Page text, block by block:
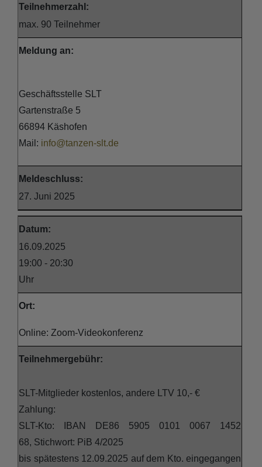
Teilnehmerzahl:
max. 90 Teilnehmer
Meldung an:
Geschäftsstelle SLT
Gartenstraße 5
66894 Käshofen
Mail: info@tanzen-slt.de
Meldeschluss:
27. Juni 2025
Datum:
16.09.2025
19:00 - 20:30
Uhr
Ort:
Online: Zoom-Videokonferenz
Teilnehmergebühr:
SLT-Mitglieder kostenlos, andere LTV 10,- €
Zahlung:
SLT-Kto: IBAN DE86 5905 0101 0067 1452
68, Stichwort: PiB 4/2025
bis spätestens 12.09.2025 auf dem Kto. eingegangen